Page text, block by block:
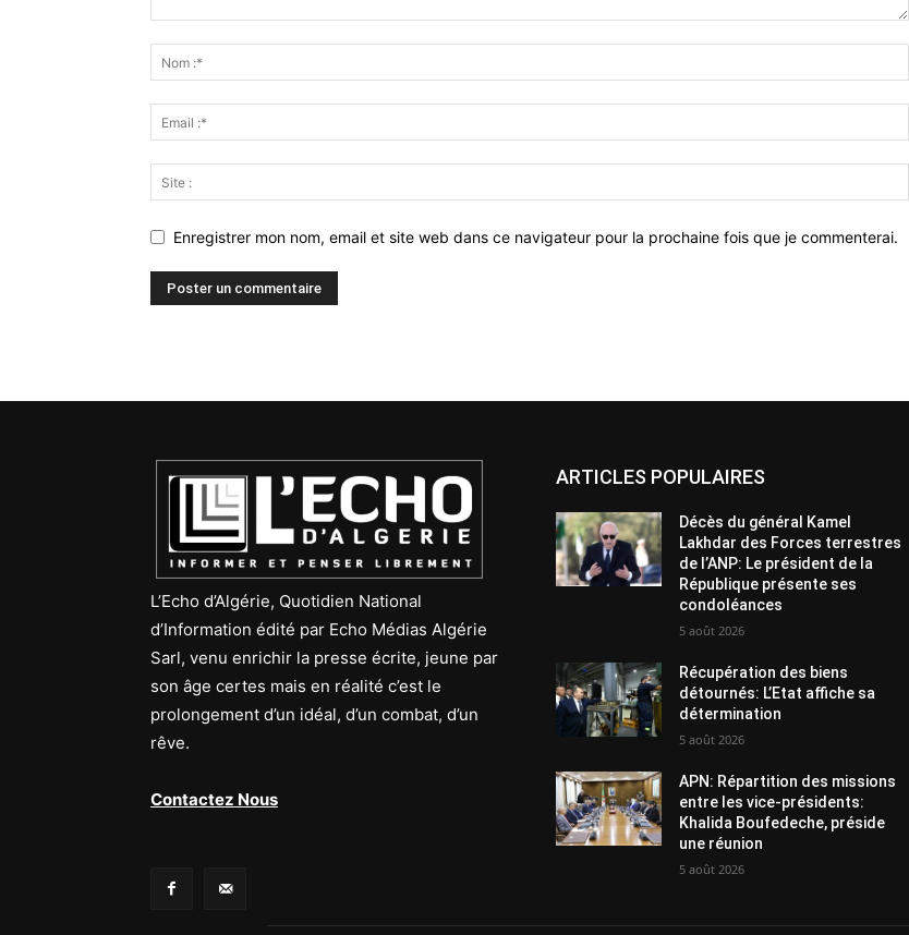
Enregistrer mon nom, email et site web dans ce navigateur pour la prochaine fois que je commenterai.
L’Echo d’Algérie, Quotidien National
d’Information édité par Echo Médias Algérie
Sarl, venu enrichir la presse écrite, jeune par
son âge certes mais en réalité c’est le
prolongement d’un idéal, d’un combat, d’un
rêve.
Contactez Nous
ARTICLES POPULAIRES
Décès du général Kamel
Lakhdar des Forces terrestres
de l’ANP: Le président de la
République présente ses
condoléances
5 août 2026
Récupération des biens
détournés: L’Etat affiche sa
détermination
5 août 2026
APN: Répartition des missions
entre les vice-présidents:
Khalida Boufedeche, préside
une réunion
5 août 2026